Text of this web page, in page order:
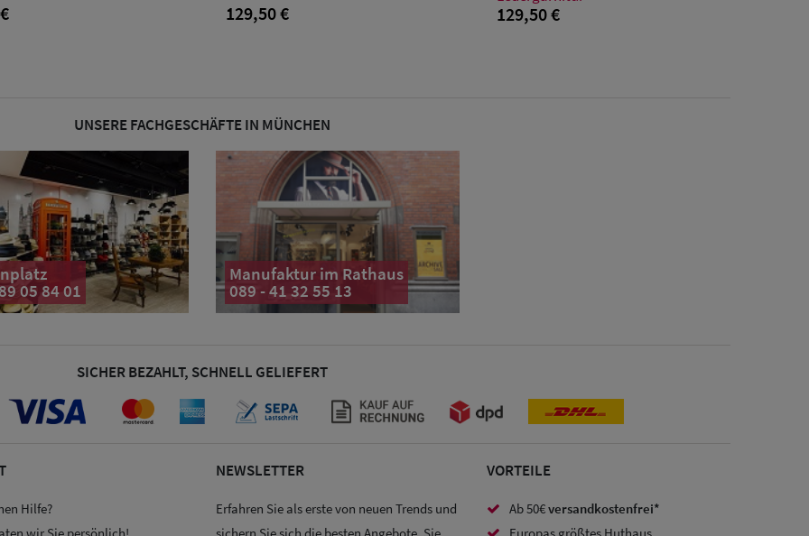
129,50 € 129,50 €
UNSERE FACHGESCHÄFTE IN MÜNCHEN
05 84 01
Manufaktur im Rathaus
089 - 41 32 55 13
SICHER BEZAHLT, SCHNELL GELIEFERT
Hilfe?
NEWSLETTER
Erfahren Sie als erste von neuen Trends und
VORTEILE
Ab 50€versandkostenfrei*